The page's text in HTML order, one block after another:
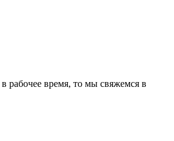
рабочее время, то мы свяжемся в